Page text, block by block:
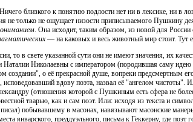
близкого к понятию подлости нет ни в лексике, ни в
не только не ощущает низости приписываемого Пушкину
. Она исходит, таким образом, из новой для
— на каковых и весь животный мир стоит. Тут
то в свете указанной сути они не имеют значения, их
Наталии Николаевны с императором (породившая саму
о её прекрасной душе, вопреки предсмертным
вдову поэта, назвал её "ангелом
(отношения которой с Пушкиным есть сфера не
тварью, как и сам поэт. Или: исходя из текста и
побывавшему в масонах, навязывают масонские
январского, преддуэльного, письма к Геккерну, где